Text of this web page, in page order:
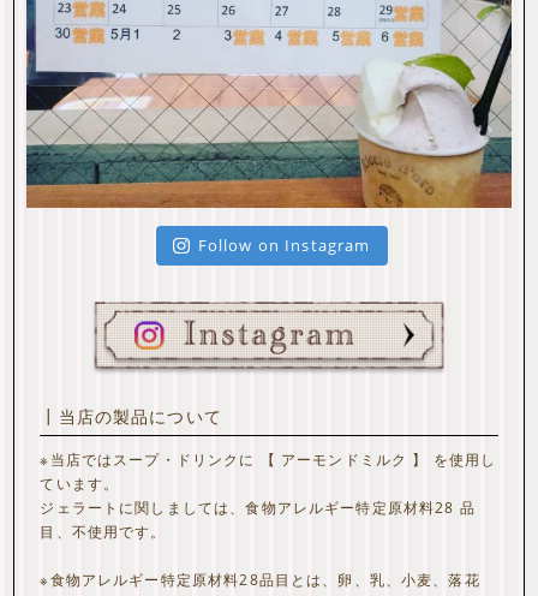
Follow on Instagram
┃当店の製品について
※当店ではスープ・ドリンクに 【 アーモンドミルク 】 を使用し
ています。
ジェラートに関しましては、食物アレルギー特定原材料28 品
目、不使用です。
※食物アレルギー特定原材料28品目とは、卵、乳、小麦、落花